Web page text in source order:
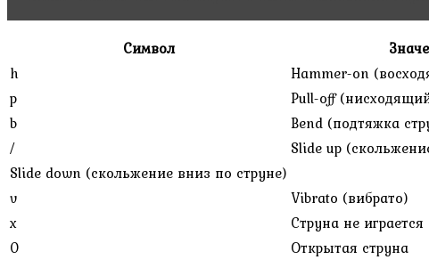
Символ
h
Hammer-on
p
Pull-off
b
Bend (подтяжка
/
Slide up
Slide down (скольжение вниз по струне)
v
Vibrato (вибрато)
x
Струна не играется
0
Открытая струна